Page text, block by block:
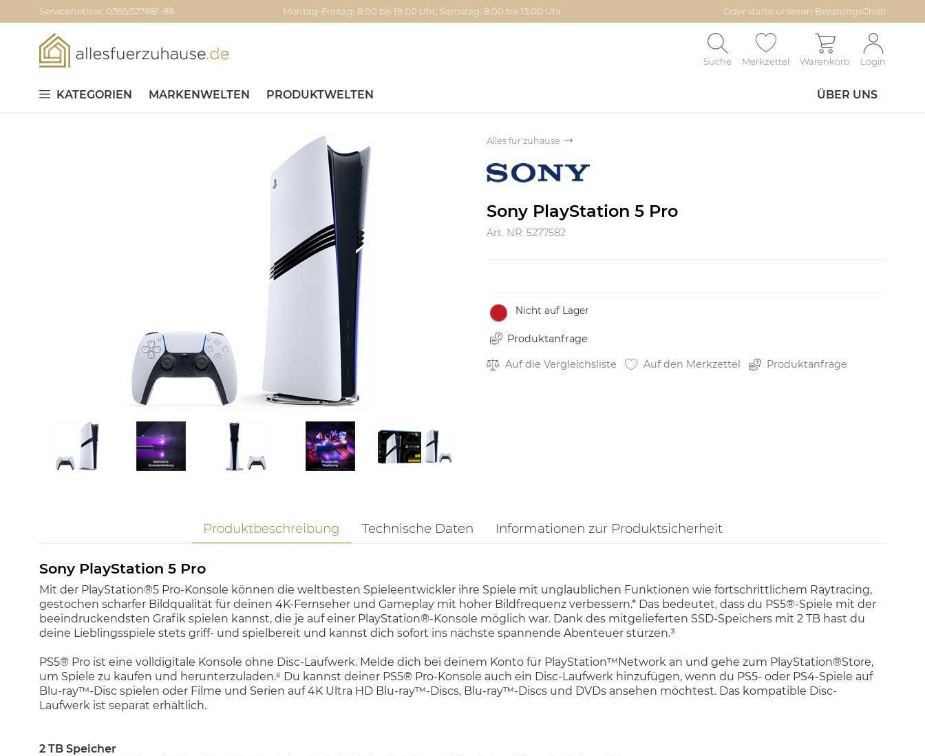
Servicehotline: 0365/527881-88 Montag-Freitag: 8:00 bis 19:00 Uhr, Samstag: 8:00 bis 13:00 Uhr Oder starte unseren BeratungsChat!
Suche Merkzettel Warenkorb Login
KATEGORIEN MARKENWELTEN PRODUKTWELTEN ÜBER UNS
Alles für zuhause
Sony PlayStation 5 Pro
Art. NR: 5277582
Nicht auf Lager
Produktanfrage
Auf die Vergleichsliste Auf den Merkzettel Produktanfrage
Produktbeschreibung Technische Daten Informationen zur Produktsicherheit
Sony PlayStation 5 Pro
Mit der PlayStation®5 Pro-Konsole können die weltbesten Spieleentwickler ihre Spiele mit unglaublichen Funktionen wie fortschrittlichem Raytracing,
gestochen scharfer Bildqualität für deinen 4K-Fernseher und Gameplay mit hoher Bildfrequenz verbessern.* Das bedeutet, dass du PS5®-Spiele mit der
beeindruckendsten Grafik spielen kannst, die je auf einer PlayStation®-Konsole möglich war. Dank des mitgelieferten SSD-Speichers mit 2 TB hast du
deine Lieblingsspiele stets griff- und spielbereit und kannst dich sofort ins nächste spannende Abenteuer stürzen.³
PS5® Pro ist eine volldigitale Konsole ohne Disc-Laufwerk. Melde dich bei deinem Konto für PlayStation™Network an und gehe zum PlayStation®Store,
um Spiele zu kaufen und herunterzuladen.⁶ Du kannst deiner PS5® Pro-Konsole auch ein Disc-Laufwerk hinzufügen, wenn du PS5- oder PS4-Spiele auf
Blu-ray™-Disc spielen oder Filme und Serien auf 4K Ultra HD Blu-ray™-Discs, Blu-ray™-Discs und DVDs ansehen möchtest. Das kompatible Disc-
Laufwerk ist separat erhältlich.
2 TB Speicher